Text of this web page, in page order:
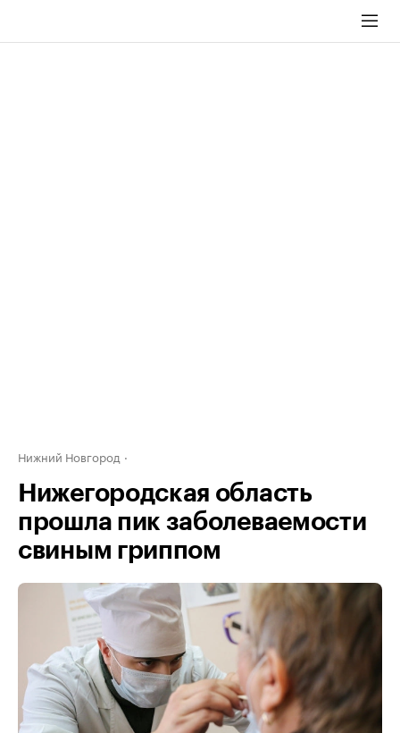
Нижний Новгород
Нижегородская область
прошла пик заболеваемости
свиным гриппом